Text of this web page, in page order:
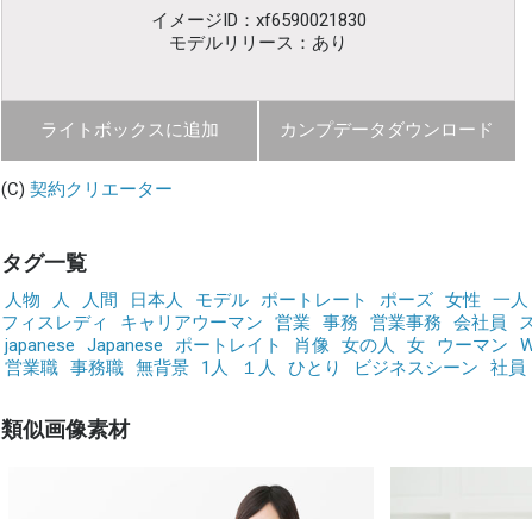
イメージID：xf6590021830
モデルリリース：あり
ライトボックスに追加 カンプデータダウンロード
(C) 契約クリエーター
タグ一覧
人物 人 人間 日本人 モデル ポートレート ポーズ 女性 一人
フィスレディ
キャリアウーマン 営業 事務 営業事務 会社員
japanese
Japanese ポートレイト 肖像 女の人 女 ウーマン
営業職 事務職 無背景 1人 １人 ひとり ビジネスシーン 社員
類似画像素材